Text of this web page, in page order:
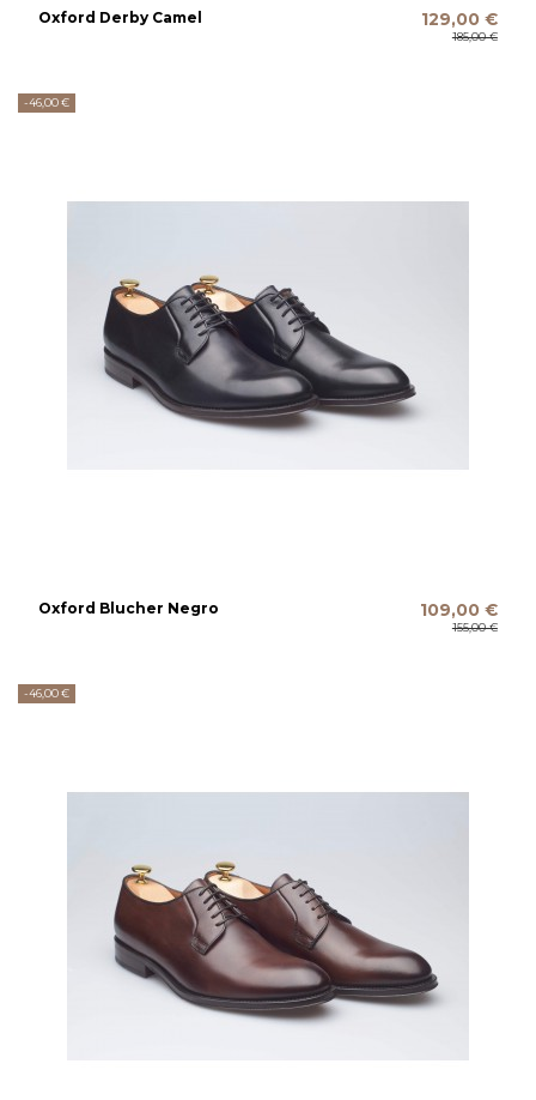
Oxford Derby Camel 129,00 €
185,00 €
-46,00 €
Oxford Blucher Negro 109,00 €
155,00 €
-46,00 €